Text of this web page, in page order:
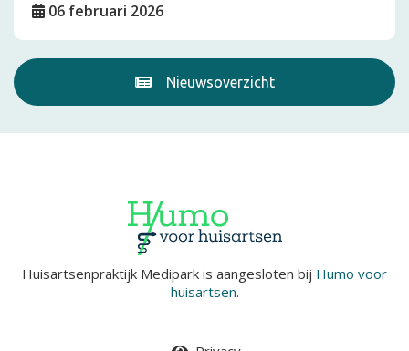
06 februari 2026
Nieuwsoverzicht
Huisartsenpraktijk Medipark is aangesloten bij Humo voor
huisartsen.